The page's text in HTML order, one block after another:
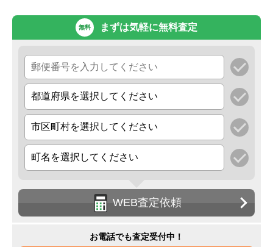
無料 まずは気軽に無料査定
WEB査定依頼
お電話でも査定受付中！